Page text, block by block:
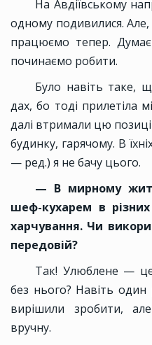
На Авдіївському
одному подивилися.
працюємо тепер.
починаємо робити.
Було навіть таке,
дах, бо тоді прилетіла
далі втримали цю
будинку, гарячому. В
— ред.) я не бачу цього.
— В мирному
шеф-кухарем в
харчування. Чи
передовій?
Так! Улюблене —
без нього? Навіть
вирішили зробити,
вручну.